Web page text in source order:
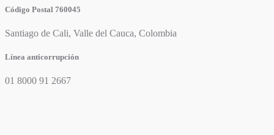
Código Postal 760045
Santiago de Cali, Valle del Cauca, Colombia
Línea anticorrupción
01 8000 91 2667